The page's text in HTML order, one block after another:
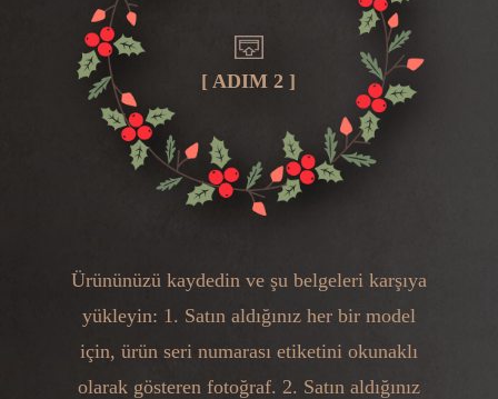
[ ADIM 2 ]
Ürününüzü kaydedin ve şu belgeleri karşıya
yükleyin: 1. Satın aldığınız her bir model
için, ürün seri numarası etiketini okunaklı
olarak gösteren fotoğraf. 2. Satın aldığınız